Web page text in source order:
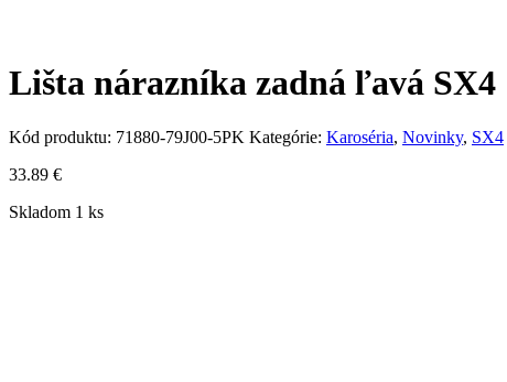
Lišta nárazníka zadná ľavá SX4
Kód produktu: 71880-79J00-5PK Kategórie: Karoséria, Novinky, SX4
33.89 €
Skladom 1 ks